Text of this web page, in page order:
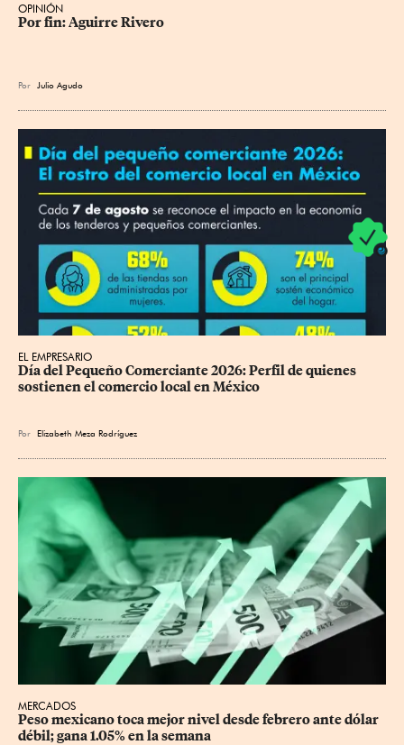
OPINIÓN
Por fin: Aguirre Rivero
Por Julio Agudo
EL EMPRESARIO
Día del Pequeño Comerciante 2026: Perfil de quienes
sostienen el comercio local en México
Por Elizabeth Meza Rodríguez
MERCADOS
Peso mexicano toca mejor nivel desde febrero ante dólar
débil; gana 1.05% en la semana